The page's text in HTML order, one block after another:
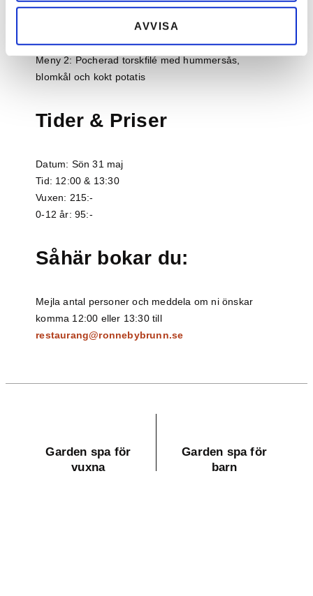
AVVISA
rödvinssky och potatisgratäng
Meny 2: Pocherad torskfilé med hummersås,
blomkål och kokt potatis
Tider & Priser
Datum: Sön 31 maj
Tid: 12:00 & 13:30
Vuxen: 215:-
0-12 år: 95:-
Såhär bokar du:
Mejla antal personer och meddela om ni önskar
komma 12:00 eller 13:30 till
restaurang@ronnebybrunn.se
Garden spa för
vuxna
Garden spa för
barn